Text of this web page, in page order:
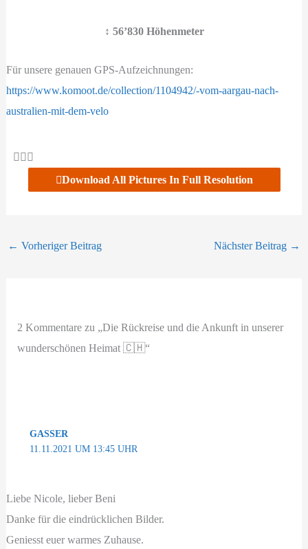
↕️ 56’830Höhenmeter
Für unsere genauen GPS-Aufzeichnungen:
https://www.komoot.de/collection/1104942/-vom-aargau-nach-
australien-mit-dem-velo
Download All Pictures In Full Resolution
← Vorheriger Beitrag Nächster Beitrag →
2 Kommentare zu „Die Rückreise und die Ankunft in unserer
wunderschönen Heimat 🇨🇭“
GASSER
11.11.2021 UM 13:45 UHR
Liebe Nicole, lieber Beni
Danke für die eindrücklichen Bilder.
Geniesst euer warmes Zuhause.